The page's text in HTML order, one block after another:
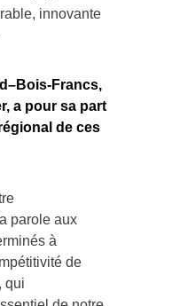
innovante
Francs,
a pour sa part
de ces
parole aux
à
de
qui